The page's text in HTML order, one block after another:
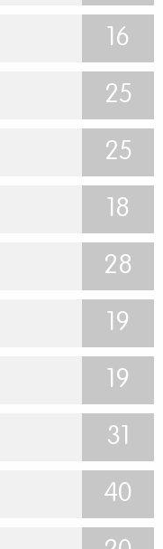
16
25
25
18
28
19
19
31
40